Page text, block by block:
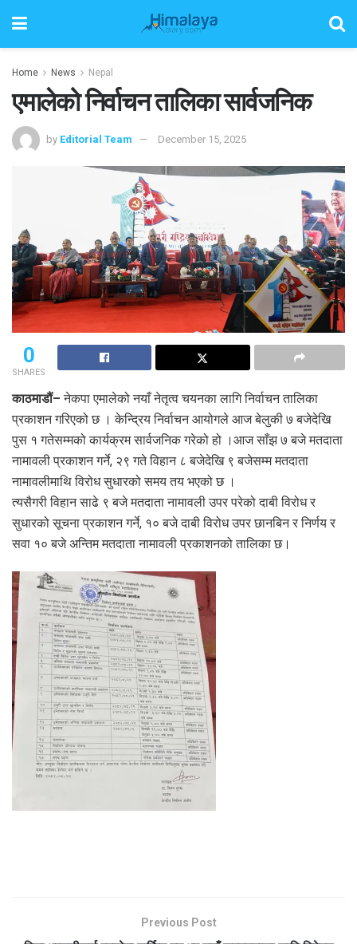
Home News Nepal
एमालेको निर्वाचन तालिका सार्वजनिक
by Editorial Team December 15, 2025
0
SHARES
काठमाडौं– नेकपा एमालेको नयाँ नेतृत्व चयनका लागि निर्वाचन तालिका
प्रकाशन गरिएको छ । केन्द्रिय निर्वाचन आयोगले आज बेलुकी ७ बजेदेखि
पुस १ गतेसम्मको कार्यक्रम सार्वजनिक गरेको हो ।आज साँझ ७ बजे मतदाता
नामावली प्रकाशन गर्ने, २९ गते विहान ८ बजेदेखि ९ बजेसम्म मतदाता
नामावलीमाथि विरोध सुधारको समय तय भएको छ ।
त्यसैगरी विहान साढे ९ बजे मतदाता नामावली उपर परेको दाबी विरोध र
सुधारको सूचना प्रकाशन गर्ने, १० बजे दाबी विरोध उपर छानबिन र निर्णय र
सवा १० बजे अन्तिम मतदाता नामावली प्रकाशनको तालिका छ।
Previous Post